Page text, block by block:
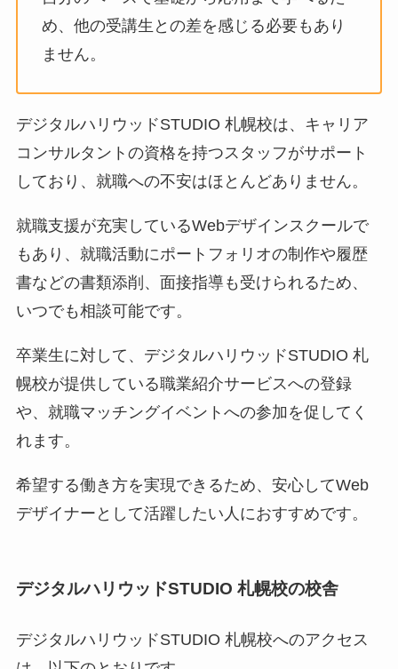
め、他の受講生との差を感じる必要もあり
ません。
デジタルハリウッドSTUDIO 札幌校は、キャリア
コンサルタントの資格を持つスタッフがサポート
しており、就職への不安はほとんどありません。
就職支援が充実しているWebデザインスクールで
もあり、就職活動にポートフォリオの制作や履歴
書などの書類添削、面接指導も受けられるため、
いつでも相談可能です。
卒業生に対して、デジタルハリウッドSTUDIO 札
幌校が提供している職業紹介サービスへの登録
や、就職マッチングイベントへの参加を促してく
れます。
希望する働き方を実現できるため、安心してWeb
デザイナーとして活躍したい人におすすめです。
デジタルハリウッドSTUDIO 札幌校の校舎
デジタルハリウッドSTUDIO 札幌校へのアクセス